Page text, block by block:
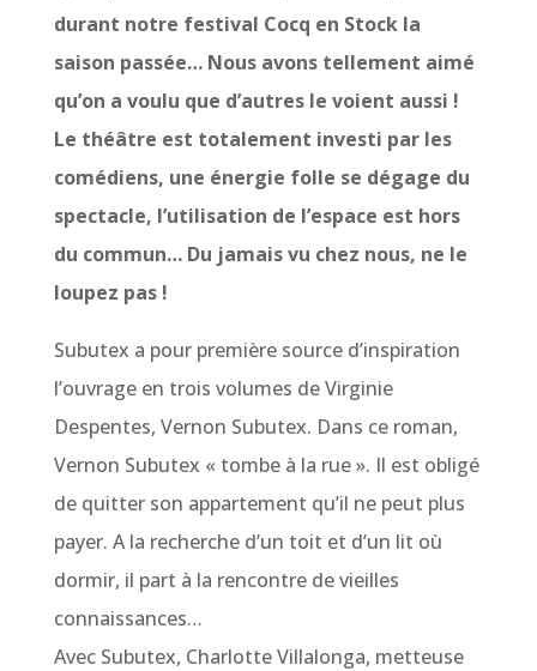
durant notre festival Cocq en Stock la
saison passée… Nous avons tellement aimé
qu’on a voulu que d’autres le voient aussi !
Le théâtre est totalement investi par les
comédiens, une énergie folle se dégage du
spectacle, l’utilisation de l’espace est hors
du commun… Du jamais vu chez nous, ne le
loupez pas !
Subutex a pour première source d’inspiration
l’ouvrage en trois volumes de Virginie
Despentes, Vernon Subutex. Dans ce roman,
Vernon Subutex « tombe à la rue ». Il est obligé
de quitter son appartement qu’il ne peut plus
payer. A la recherche d’un toit et d’un lit où
dormir, il part à la rencontre de vieilles
connaissances…
Avec Subutex, Charlotte Villalonga, metteuse